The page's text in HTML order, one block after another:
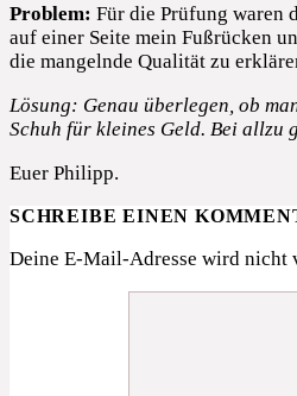
Problem: Für die Prüfung waren
auf einer Seite mein Fußrücken
die mangelnde Qualität zu
Lösung: Genau überlegen, ob
Schuh für kleines Geld. Bei allzu
Euer Philipp.
SCHREIBE EINEN
Deine E-Mail-Adresse wird nicht